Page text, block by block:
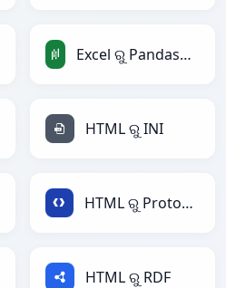
Excel ରୁ PandasDataFrame
HTML ରୁ INI
HTML ରୁ Protobuf
HTML ରୁ RDF